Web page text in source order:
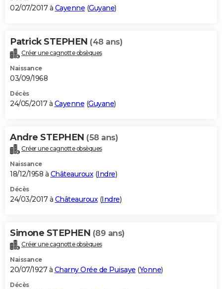
02/07/2017 à Cayenne (Guyane)
Patrick STEPHEN (48 ans)
Créer une cagnotte obsèques
Naissance
03/09/1968
Décès
24/05/2017 à Cayenne (Guyane)
Andre STEPHEN (58 ans)
Créer une cagnotte obsèques
Naissance
18/12/1958 à Châteauroux(Indre)
Décès
24/03/2017 à Châteauroux(Indre)
Simone STEPHEN (89 ans)
Créer une cagnotte obsèques
Naissance
20/07/1927 à Charny Orée de Puisaye (Yonne)
Décès